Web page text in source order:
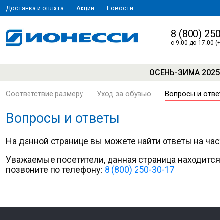
Доставка и оплата Акции Новости
8 (800)
с 9.00 до 17.00
ОСЕНЬ-ЗИМА
Соответствие размеру Уход за обувью Вопросы и
Вопросы и ответы
На данной странице вы можете найти ответы на
Уважаемые посетители, данная страница
позвоните по телефону: 8 (800) 250-30-17